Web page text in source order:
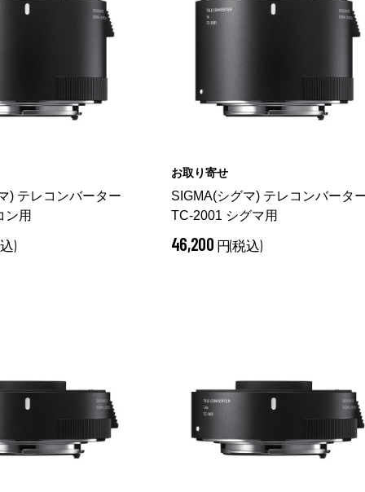
) テレコンバーター
ン用
)
お取り寄せ
SIGMA(シグマ) テレコンバータ
TC-2001 シグマ用
46,200 円(税込)